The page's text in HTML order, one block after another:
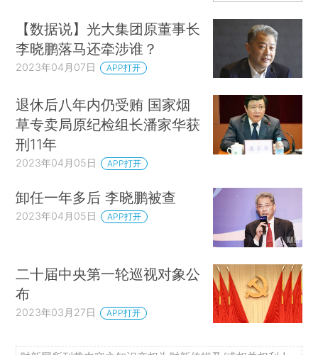
【数据说】光大集团原董事长
李晓鹏落马还牵涉谁？
2023年04月07日 APP打开
退休后八年内仍受贿 国家烟
草专卖局原纪检组长潘家华获
刑11年
2023年04月05日 APP打开
卸任一年多后 李晓鹏被查
2023年04月05日 APP打开
二十届中央第一轮巡视对象公
布
2023年03月27日 APP打开